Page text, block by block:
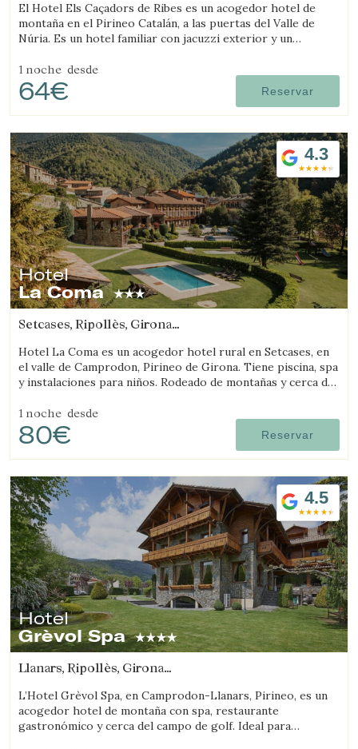
El Hotel Els Caçadors de Ribes es un acogedor hotel de
montaña en el Pirineo Catalán, a las puertas del Valle de
Núria. Es un hotel familiar con jacuzzi exterior y un
1 noche desde
64€ Reservar
4.3
Hotel
La Coma
Setcases, Ripollès, Girona
Hotel La Coma es un acogedor hotel rural en Setcases, en
el valle de Camprodon, Pirineo de Girona. Tiene piscina, spa
y instalaciones para niños. Rodeado de montañas y cerca de
1 noche desde
80€ Reservar
4.5
Hotel
Grèvol Spa
Llanars, Ripollès, Girona
L’Hotel Grèvol Spa, en Camprodon-Llanars, Pirineo, es un
acogedor hotel de montaña con spa, restaurante
gastronómico y cerca del campo de golf. Ideal para